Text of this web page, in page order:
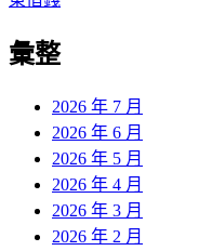
覽
彙整
2026 年 7 月
2026 年 6 月
2026 年 5 月
2026 年 4 月
2026 年 3 月
2026 年 2 月